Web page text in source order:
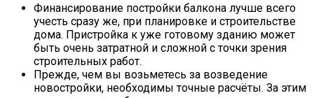
Финансирование постройки балкона лучше всего
учесть сразу же, при планировке и строительстве
дома. Пристройка к уже готовому зданию может
быть очень затратной и сложной с точки зрения
строительных работ.
Прежде, чем вы возьметесь за возведение
новостройки, необходимы точные расчёты. За этим